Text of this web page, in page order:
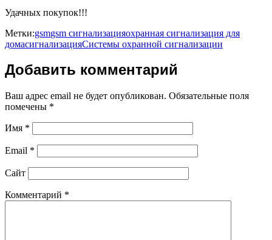
Удачных покупок!!!
Метки:gsmgsm сигнализацияохранная сигнализация для
домасигнализацияСистемы охранной сигнализации
Добавить комментарий
Ваш адрес email не будет опубликован. Обязательные поля
помечены *
Имя *
Email *
Сайт
Комментарий *